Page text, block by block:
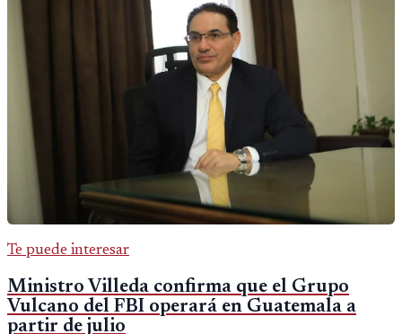
Te puede interesar
Ministro Villeda confirma que el Grupo
Vulcano del FBI operará en Guatemala a
partir de julio